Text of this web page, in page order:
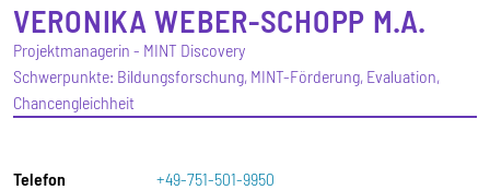
VERONIKA WEBER-SCHOPP M.A.
Projektmanagerin - MINT Discovery
Schwerpunkte: Bildungsforschung, MINT-Förderung, Evaluation,
Chancengleichheit
Telefon +49-751-501-9950